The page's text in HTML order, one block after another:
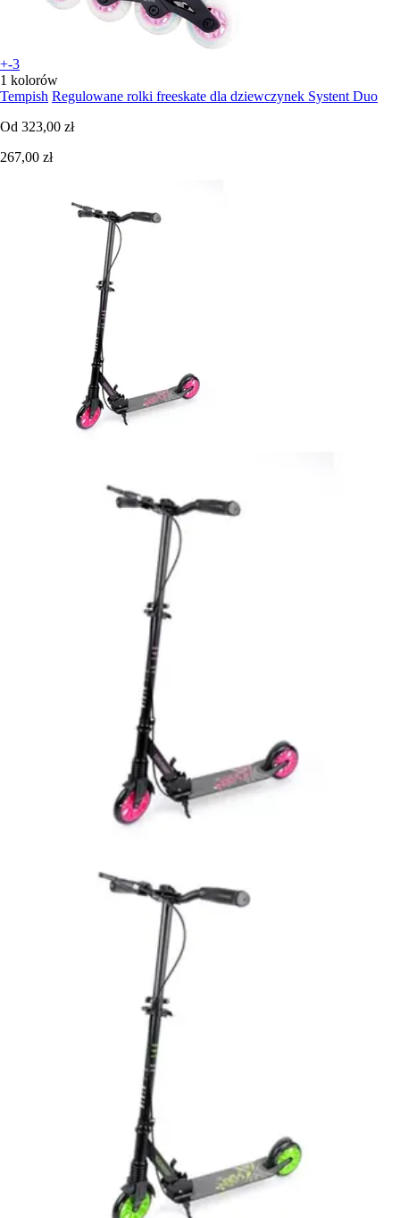
+-3
1 kolorów
Tempish Regulowane rolki freeskate dla dziewczynek Systent Duo
Od 323,00 zł
267,00 zł